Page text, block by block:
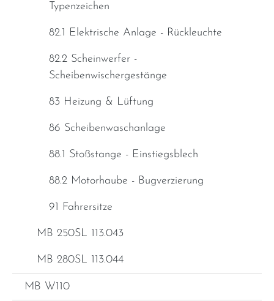
Typenzeichen
82.1 Elektrische Anlage - Rückleuchte
82.2 Scheinwerfer -
Scheibenwischergestänge
83 Heizung & Lüftung
86 Scheibenwaschanlage
88.1 Stoßstange - Einstiegsblech
88.2 Motorhaube - Bugverzierung
91 Fahrersitze
MB 250SL 113.043
MB 280SL 113.044
MB W110